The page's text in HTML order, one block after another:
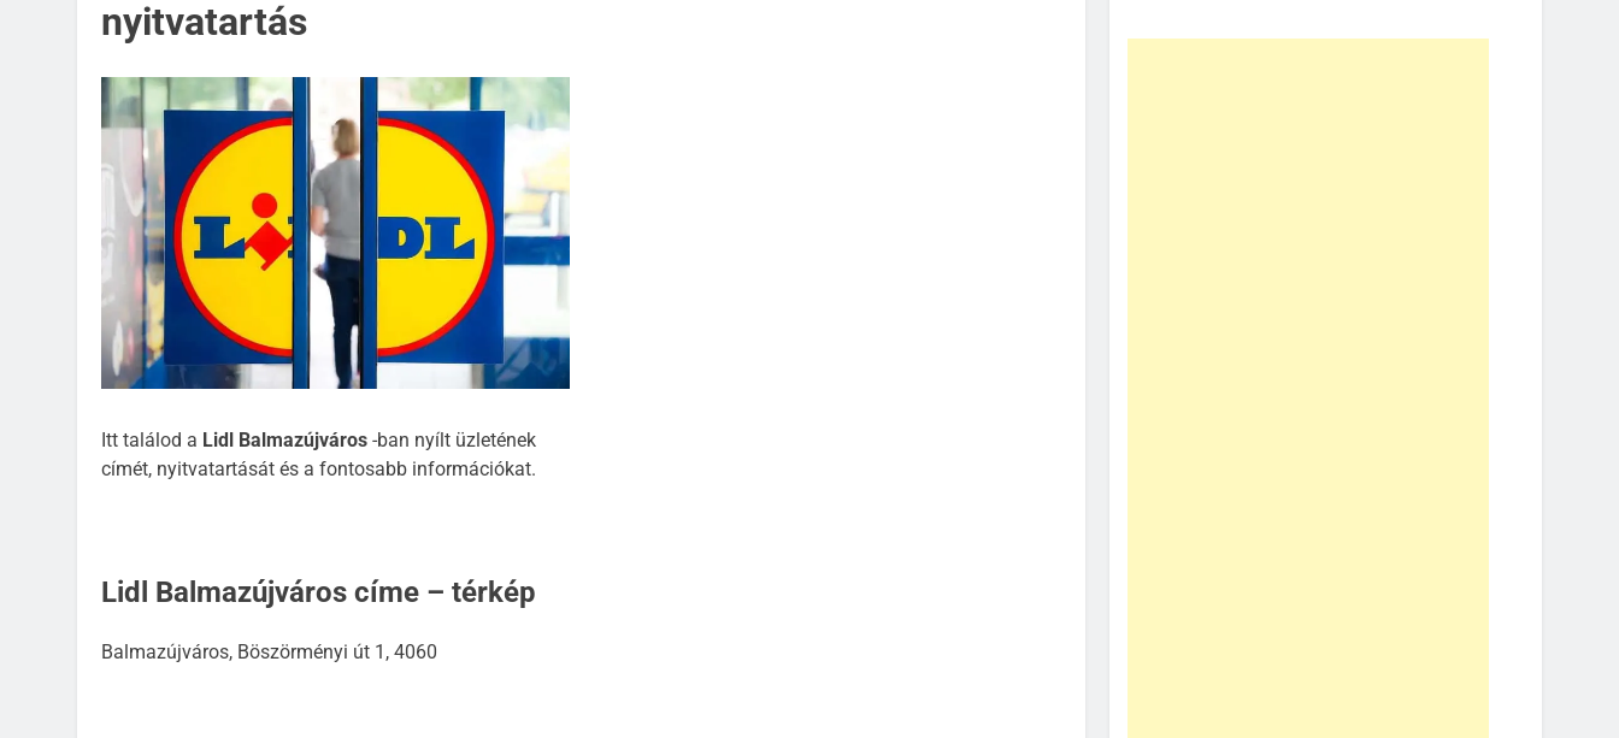
nyitvatartás
Itt találod a Lidl Balmazújváros -ban nyílt üzletének
címét, nyitvatartását és a fontosabb információkat.
Lidl Balmazújváros címe – térkép
Balmazújváros, Böszörményi út 1, 4060